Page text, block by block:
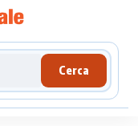
Cerca